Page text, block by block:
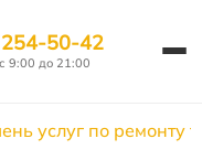
50-42
9:00 до 21:00
услуг по ремонту